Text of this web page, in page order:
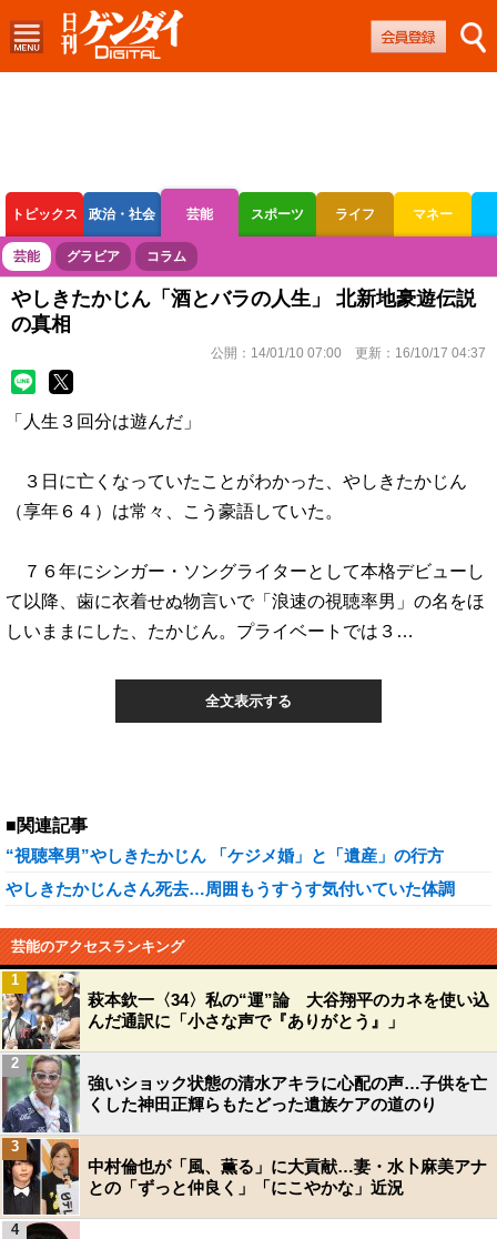
トピックス 政治・社会 芸能 スポーツ ライフ マネー
ボートレース 競輪 オートレース
芸能 グラビア コラム
やしきたかじん「酒とバラの人生」 北新地豪遊伝説
の真相
公開： 14/01/10 07:00 更新： 16/10/17 04:37
「人生３回分は遊んだ」
３日に亡くなっていたことがわかった、やしきたかじん
（享年６４）は常々、こう豪語していた。
７６年にシンガー・ソングライターとして本格デビューし
て以降、歯に衣着せぬ物言いで「浪速の視聴率男」の名をほ
しいままにした、たかじん。プライベートでは３…
全文表示する
■関連記事
“視聴率男”やしきたかじん 「ケジメ婚」と「遺産」の行方
やしきたかじんさん死去…周囲もうすうす気付いていた体調
芸能のアクセスランキング
萩本欽一〈34〉私の“運”論 大谷翔平のカネを使い込
んだ通訳に「小さな声で『ありがとう』」
1
強いショック状態の清水アキラに心配の声…子供を亡
くした神田正輝らもたどった遺族ケアの道のり
2
中村倫也が「風、薫る」に大貢献…妻・水卜麻美アナ
との「ずっと仲良く」「にこやかな」近況
3
4